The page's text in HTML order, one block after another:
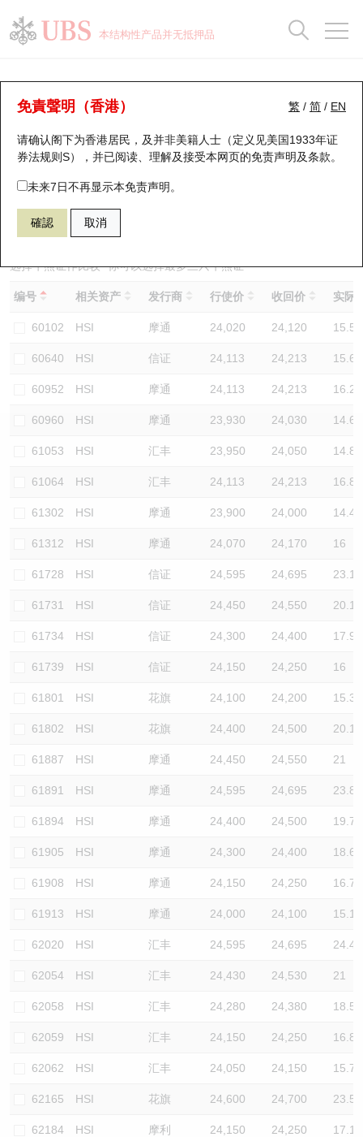
本结构性产品并无抵押品
繁 / 简 / EN
免責聲明（香港）
请确认阁下为香港居民，及并非美籍人士（定义见美国1933年证
券法规则S），并已阅读、理解及接受本网页的免责声明及条款。
未来7日不再显示本免责声明。
確認 取消
牛熊证分析仪
表现 街货统计 比较
67438 瑞银牛证 HSI 恒生指数
选择牛熊证作比较 *你可以选择最多三只牛熊证
编号 相关资产 发行商 行使价 收回价 实际
60102 HSI 摩通 24,020 24,120 15.5
60640 HSI 信证 24,113 24,213 15.6
60952 HSI 摩通 24,113 24,213 16.2
60960 HSI 摩通 23,930 24,030 14.6
61053 HSI 汇丰 23,950 24,050 14.8
61064 HSI 汇丰 24,113 24,213 16.8
61302 HSI 摩通 23,900 24,000 14.4
61312 HSI 摩通 24,070 24,170 16
61728 HSI 信证 24,595 24,695 23.1
61731 HSI 信证 24,450 24,550 20.1
61734 HSI 信证 24,300 24,400 17.9
61739 HSI 信证 24,150 24,250 16
61801 HSI 花旗 24,100 24,200 15.3
61802 HSI 花旗 24,400 24,500 20.1
61887 HSI 摩通 24,450 24,550 21
61891 HSI 摩通 24,595 24,695 23.8
61894 HSI 摩通 24,400 24,500 19.7
61905 HSI 摩通 24,300 24,400 18.6
61908 HSI 摩通 24,150 24,250 16.7
61913 HSI 摩通 24,000 24,100 15.1
62020 HSI 汇丰 24,595 24,695 24.4
62054 HSI 汇丰 24,430 24,530 21
62058 HSI 汇丰 24,280 24,380 18.5
62059 HSI 汇丰 24,150 24,250 16.8
62062 HSI 汇丰 24,050 24,150 15.7
62165 HSI 花旗 24,600 24,700 23.5
62184 HSI 摩利 24,150 24,250 17.1
瑞银认股证一览
新发行瑞银认股证
即将到期认股证
认股证到期结算价查找
认股证分析仪
认股证速算机
认股证/牛熊证日志
认股证文件及公告
街货统计
比较
牛熊全景快搜
牛熊证搜寻
牛熊证街货分布图
正股牛熊证列表
新发行瑞银牛熊证
已收回牛熊证剩余价值
牛熊证到期结算价查找
牛熊证分析仪
牛熊证文件及公告
牛熊证文件及公告 (瑞信)
街货统计
比较
十大升幅/跌幅
十大认股证成交分布
十天股证占大市成交
资金流
街货统计
三十大平均引伸波幅
正股分析仪
二十大活跃股份
恒指成份股
国指成份股
科指成份股
相关资产沽空
中资ETFs溢价比较
AH 股价对照
ADR
收市竞价变化
持股比重
显示所有持股比重
每月轮证大市专题
轮证专栏
讲座及教育短片
认股证投资者教育
牛熊证投资者教育
认股证牛熊证常问问题